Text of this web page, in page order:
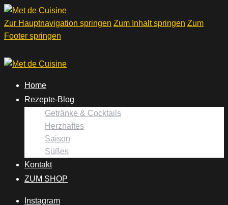
Zur Hauptnavigation springen Zum Inhalt springen Zum
Footer springen
Home
Rezepte-Blog
Getränke & Cocktails
Herzhaftes
Saison
Süßes
Kontakt
ZUM SHOP
Instagram